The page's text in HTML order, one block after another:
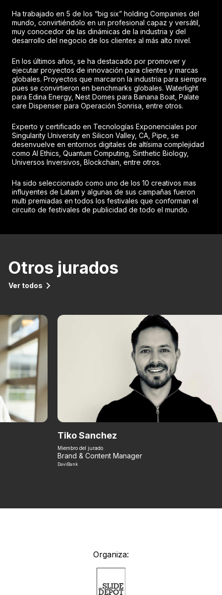
Ha trabajado en 5 de los “big six” holding Companies del
mundo, convirtiéndolo en un profesional capaz y versátil,
muy conocedor de las dinámicas de la industria y del
desarrollo del negocio de los clientes al más alto nivel.
En los últimos años, se ha destacado por promover y
ejecutar proyectos de innovación para clientes y marcas
globales. Proyectos que marcaron la industria para siempre
pues se convirtieron en benchmarks globales. Waterlight
para Edina Energy, Nest Domes para Banana Boat, Palate
care Dispenser para Operación Sonrisa, entre otros.
Experto y certificado en Tecnologías Exponenciales por
Singularity University en Silicon Valley, CA, Pipe, se
desenvuelve en entornos digitales de altísima complejidad
como AI Ethics, Quantum Computing, Sinthetic Biology,
Universos Inversivos, Blockchain, entre otros.
Ha sido seleccionado como uno de los 10 creativos mas
influyentes de Latam y algunas de sus campañas fueron
multi premiadas en todos los festivales que conforman el
circuito de festivales de publicidad de todo el mundo.
Otros jurados
Ver todos
Tiko Sanchez
Miembro del jurado
Brand & Content Manager
DaviBank
Organiza: